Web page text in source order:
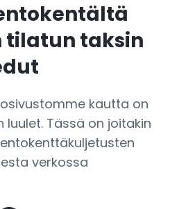
tilatun taksin
kautta on
luulet. Tässä on joitakin
verkossa